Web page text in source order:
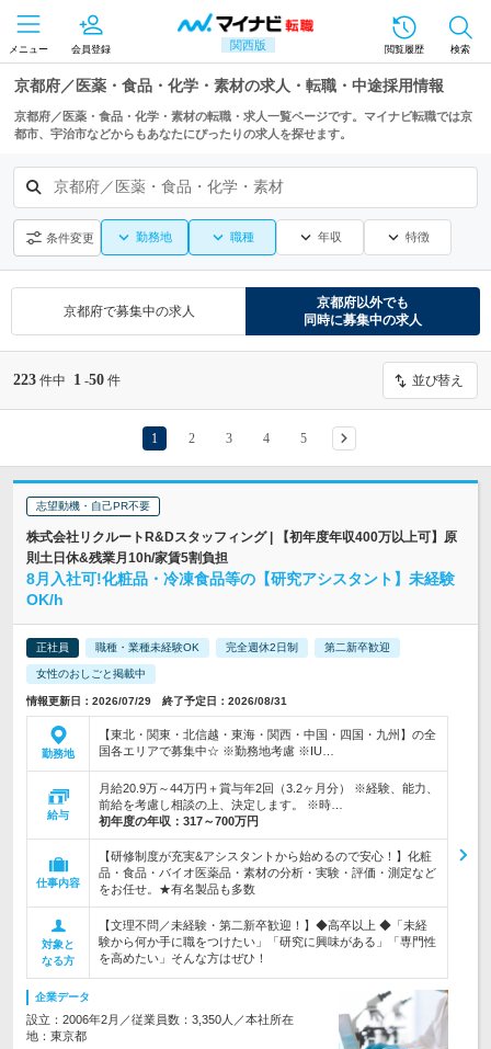
関西版
メニュー 会員登録 閲覧履歴 検索
京都府／医薬・食品・化学・素材の求人・転職・中途採用情報
京都府／医薬・食品・化学・素材の転職・求人一覧ページです。マイナビ転職では京
都市、宇治市などからもあなたにぴったりの求人を探せます。
京都府／医薬・食品・化学・素材
条件変更 勤務地 職種 年収 特徴
京都府で募集中の求人
京都府以外でも
同時に募集中の求人
223 件中 1 -50 件 並び替え
1 2 3 4 5
志望動機・自己PR不要
株式会社リクルートR&Dスタッフィング | 【初年度年収400万以上可】原
則土日休&残業月10h/家賃5割負担
8月入社可!化粧品・冷凍食品等の【研究アシスタント】未経験
OK/h
正社員 職種・業種未経験OK 完全週休2日制 第二新卒歓迎
女性のおしごと掲載中
情報更新日：2026/07/29 終了予定日：2026/08/31
勤務地
【東北・関東・北信越・東海・関西・中国・四国・九州】の全
国各エリアで募集中☆ ※勤務地考慮 ※IU…
給与
月給20.9万～44万円＋賞与年2回（3.2ヶ月分） ※経験、能力、
前給を考慮し相談の上、決定します。 ※時…
初年度の年収： 317～700万円
仕事内容
【研修制度が充実&アシスタントから始めるので安心！】化粧
品・食品・バイオ医薬品・素材の分析・実験・評価・測定など
をお任せ。★有名製品も多数
対象と
なる方
【文理不問／未経験・第二新卒歓迎！】◆高卒以上 ◆「未経
験から何か手に職をつけたい」「研究に興味がある」「専門性
を高めたい」そんな方はぜひ！
企業データ
設立：2006年2月／従業員数：3,350人／本社所在
地：東京都